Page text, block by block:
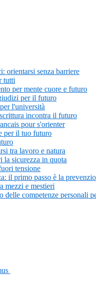
orientarsi senza barriere
tutti
per mente cuore e futuro
per il futuro
l'università
incontra il futuro
pour s'orienter
per il tuo futuro
tra lavoro e natura
la sicurezza in quota
tensione
il primo passo è la
mezzi e mestieri
delle competenze personali